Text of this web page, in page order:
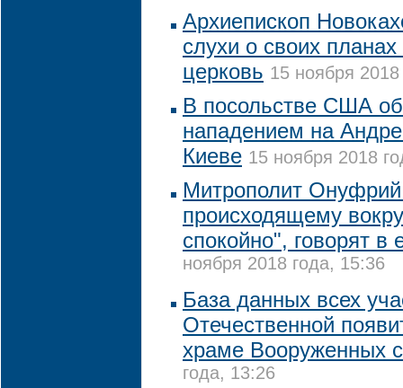
Архиепископ
слухи о своих
церковь 15 ноября
В посольстве США
нападением на
Киеве 15 ноября 2018
Митрополит Онуфрий
происходящему
спокойно", говорят в
ноября 2018 года, 15:36
База данных всех
Отечественной
храме Вооруженных
года, 13:26